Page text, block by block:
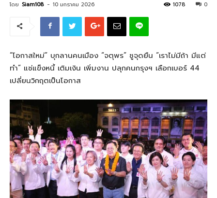
โดย Siam108 - 10 มกราคม 2026 0
1078
“โอกาสใหม่” บุกลานคนเมือง “จตุพร” ชูจุดยืน “เราไม่มีถ้า มีแต่
ทำ” แช่แข็งหนี้ เติมเงิน เพิ่มงาน ปลุกคนกรุงฯ เลือกเบอร์ 44
เปลี่ยนวิกฤตเป็นโอกาส